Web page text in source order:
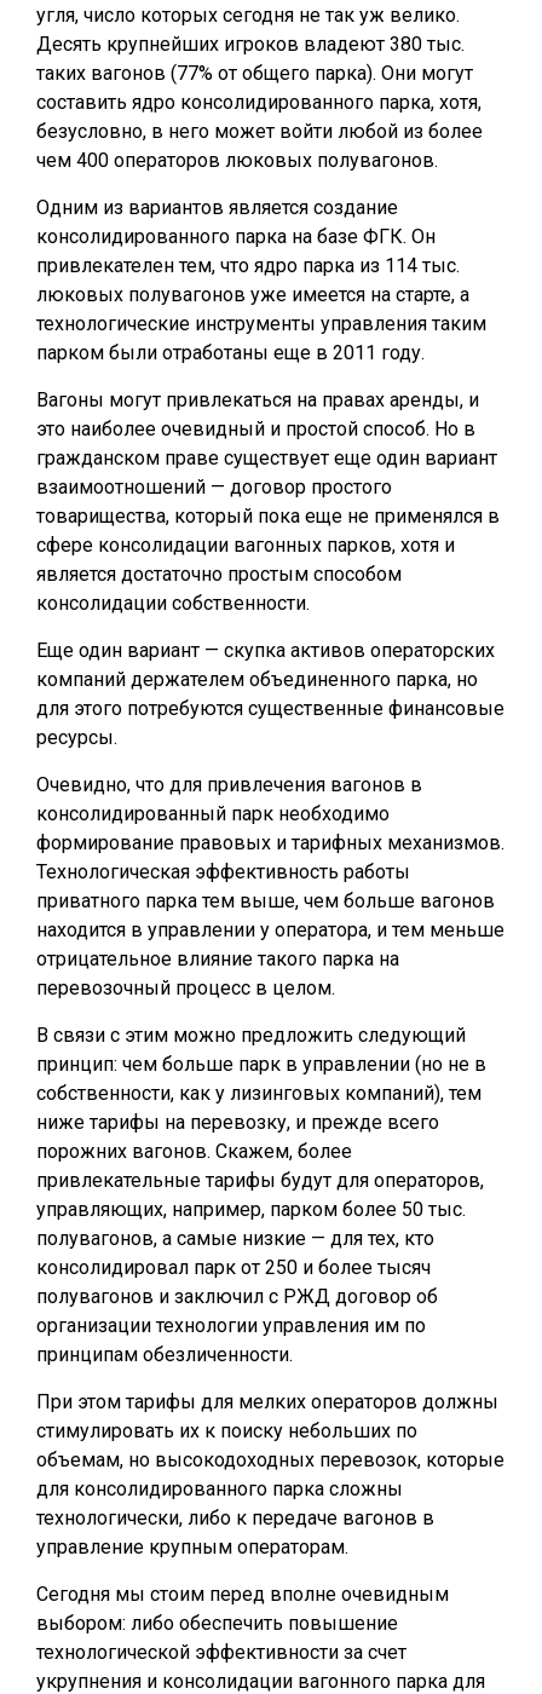
угля, число которых сегодня не так уж велико.
Десять крупнейших игроков владеют 380 тыс.
таких вагонов (77% от общего парка). Они могут
составить ядро консолидированного парка, хотя,
безусловно, в него может войти любой из более
чем 400 операторов люковых полувагонов.
Одним из вариантов является создание
консолидированного парка на базе ФГК. Он
привлекателен тем, что ядро парка из 114 тыс.
люковых полувагонов уже имеется на старте, а
технологические ин­струменты управления таким
парком были отработаны еще в 2011 году.
Вагоны могут привлекаться на правах аренды, и
это наиболее очевидный и простой способ. Но в
гражданском праве существует еще один вариант
взаимоотношений — договор простого
товарищества, который пока еще не применялся в
сфере консолидации вагонных парков, хотя и
является достаточно простым способом
консолидации собственности.
Еще один вариант — скупка активов операторских
компаний держателем объединенного парка, но
для этого потребуются существенные финансовые
ресурсы.
Очевидно, что для привлечения вагонов в
консолидированный парк необходимо
формирование правовых и тарифных механизмов.
Технологическая эффективность работы
приватного парка тем выше, чем больше вагонов
находится в управлении у оператора, и тем меньше
отрицательное влияние такого парка на
перевозочный процесс в целом.
В связи с этим можно предложить следующий
принцип: чем больше парк в управлении (но не в
собственности, как у лизинговых компаний), тем
ниже тарифы на перевозку, и прежде всего
порожних вагонов. Скажем, более
привлекательные тарифы будут для операторов,
управляющих, например, парком более 50 тыс.
полувагонов, а самые низкие — для тех, кто
консолидировал парк от 250 и более тысяч
полувагонов и заключил с РЖД договор об
организации технологии управления им по
принципам обезличенности.
При этом тарифы для мелких операторов должны
стимулировать их к поиску небольших по
объемам, но высокодоходных перевозок, которые
для консолидированного парка сложны
технологически, либо к передаче вагонов в
управление крупным операторам.
Сегодня мы стоим перед вполне очевидным
выбором: либо обеспечить повышение
технологической эффективности за счет
укрупнения и консолидации вагонного парка для